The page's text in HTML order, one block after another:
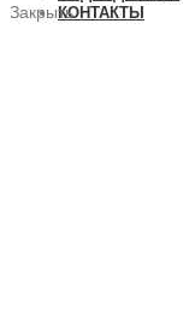
КОНТАКТЫ
Закрыть